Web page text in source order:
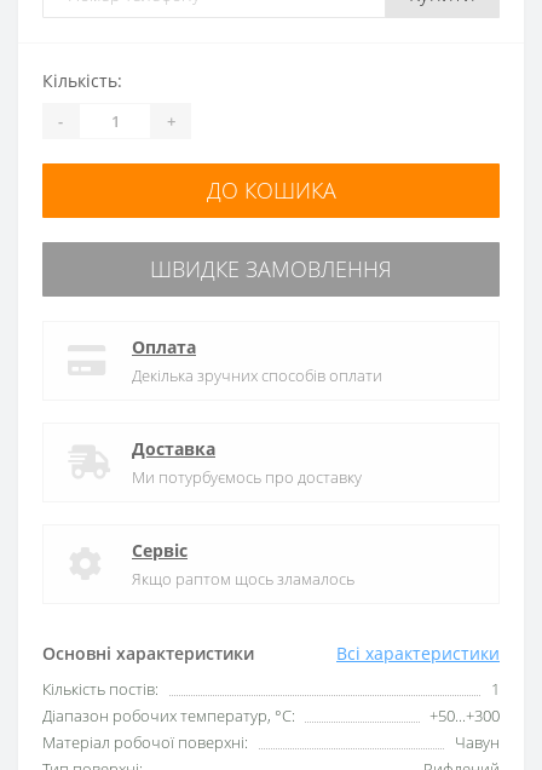
Основні характеристики Всі характеристики
Кількість постів:
1
Діапазон робочих температур, °C:
+50...+300
Матеріал робочої поверхні:
Чавун
Кількість:
- +
ДО КОШИКА
ШВИДКЕ ЗАМОВЛЕННЯ
Оплата
Декілька зручних способів оплати
Доставка
Ми потурбуємось про доставку
Сервіс
Якщо раптом щось зламалось